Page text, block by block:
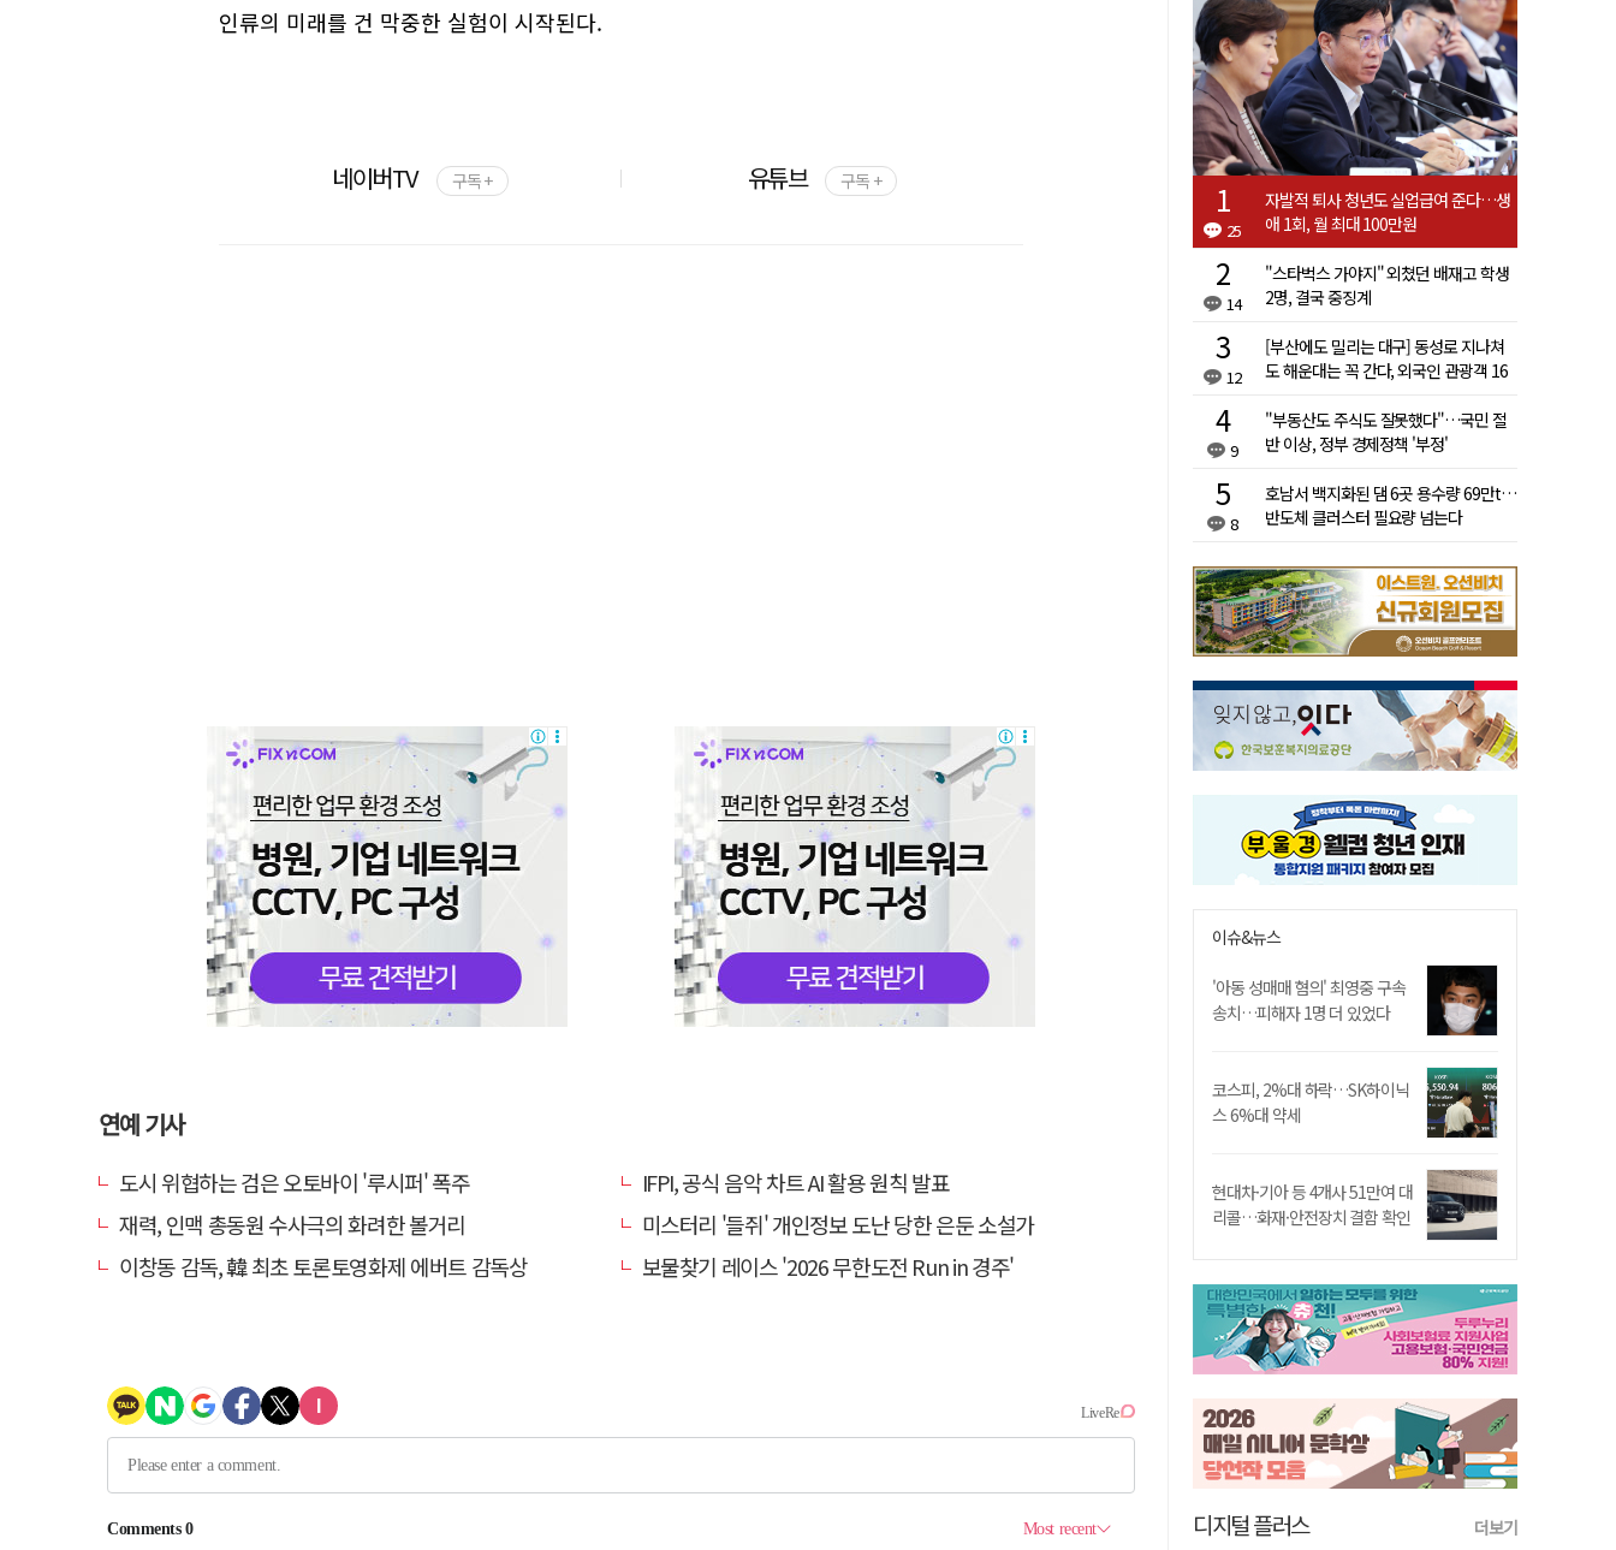
인류의 미래를 건 막중한 실험이 시작된다.
네이버TV 구독 + 유튜브 구독 +
연예 기사
도시 위협하는 검은 오토바이 '루시퍼' 폭주
IFPI, 공식 음악 차트 AI 활용 원칙 발표
재력, 인맥 총동원 수사극의 화려한 볼거리
미스터리 '들쥐' 개인정보 도난 당한 은둔 소설가
이창동 감독, 韓 최초 토론토영화제 에버트 감독상
보물찾기 레이스 '2026 무한도전 Run in 경주'
25
자발적 퇴사 청년도 실업급여 준다…생
애 1회, 월 최대 100만원
14
"스타벅스 가야지" 외쳤던 배재고 학생
2명, 결국 중징계
12
[부산에도 밀리는 대구] 동성로 지나쳐
도 해운대는 꼭 간다, 외국인 관광객 16
9
"부동산도 주식도 잘못했다"…국민 절
반 이상, 정부 경제정책 '부정'
8
호남서 백지화된 댐 6곳 용수량 69만t…
반도체 클러스터 필요량 넘는다
이슈&뉴스
'아동 성매매 혐의' 최영중 구속
송치…피해자 1명 더 있었다
코스피, 2%대 하락…SK하이닉
스 6%대 약세
현대차·기아 등 4개사 51만여 대
리콜…화재·안전장치 결함 확인
디지털 플러스 더보기